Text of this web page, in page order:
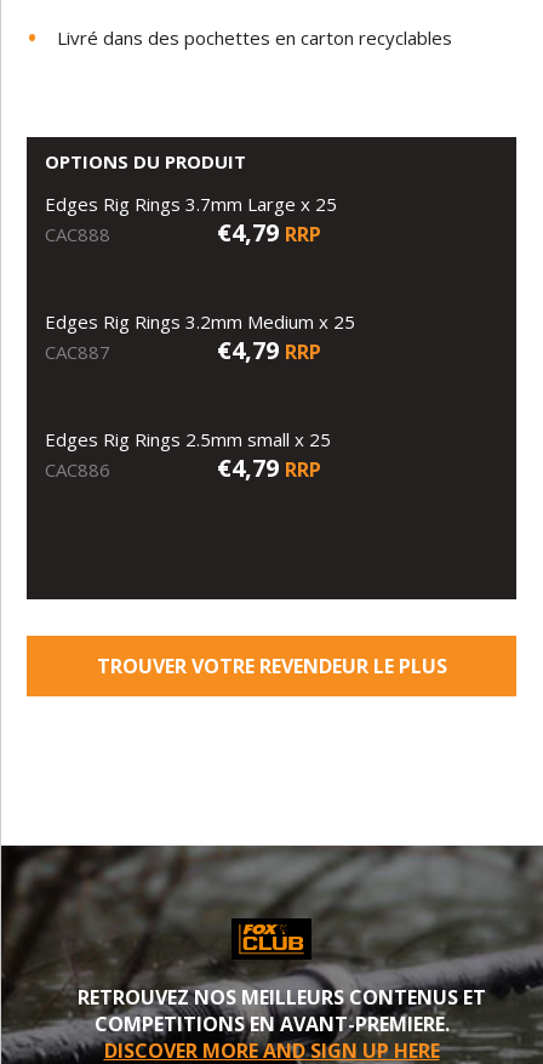
Livré dans des pochettes en cartonrecyclables
OPTIONS DU PRODUIT
Edges Rig Rings 3.7mm Large x 25
CAC888
€4,79 RRP
Edges Rig Rings 3.2mm Medium x 25
CAC887
€4,79 RRP
Edges Rig Rings 2.5mm small x 25
CAC886
€4,79 RRP
TROUVER VOTRE REVENDEUR LE PLUS
RETROUVEZ NOS MEILLEURS CONTENUS ET
COMPETITIONS EN AVANT-PREMIERE.
DISCOVER MORE AND SIGN UP HERE